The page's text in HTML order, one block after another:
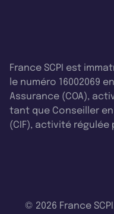
France SCPI est
le numéro 16002069
Assurance (COA),
tant que Conseiller
(CIF), activité régulée
© 2026 France